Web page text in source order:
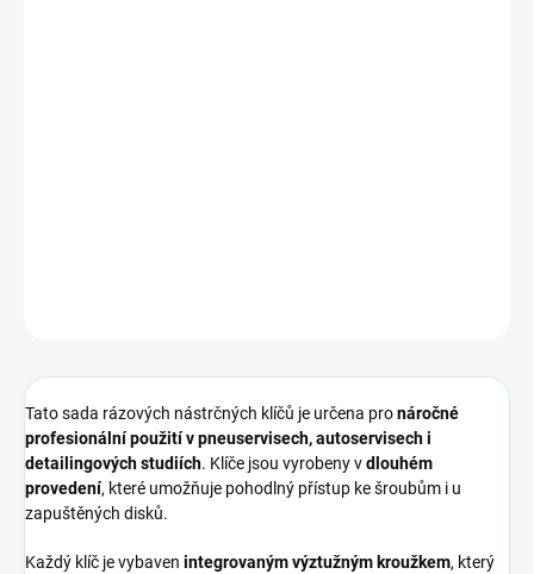
Tato sada rázových nástrčných klíčů je určena pronáročné
profesionální použití v pneuservisech, autoservisech i
detailingových studiích. Klíče jsou vyrobeny vdlouhém
provedení, které umožňuje pohodlný přístup ke šroubům i u
zapuštěných disků.
Každý klíč je vybaven integrovaným výztužným kroužkem, který